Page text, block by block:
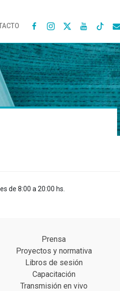
  
de 8:00 a 20:00 hs.
Prensa
Proyectos y normativa
Libros de sesión
Capacitación
Transmisión en vivo